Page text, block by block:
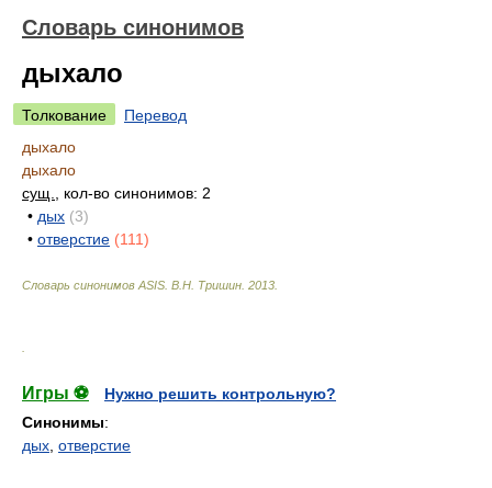
Словарь синонимов
дыхало
Толкование
Перевод
дыхало
дыхало
сущ.
, кол-во синонимов: 2
• дых (3)
• отверстие (111)
Словарь синонимов ASIS. В.Н. Тришин 2013
Игры ⚽
Нужно решить контрольную?
Синонимы:
дых отверстие